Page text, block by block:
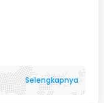
Selengkapnya